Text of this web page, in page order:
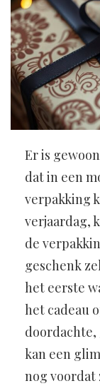
Er is
dat in een
verpakking
verjaardag,
de
geschenk
het eerste
het cadeau
kan een
nog voordat